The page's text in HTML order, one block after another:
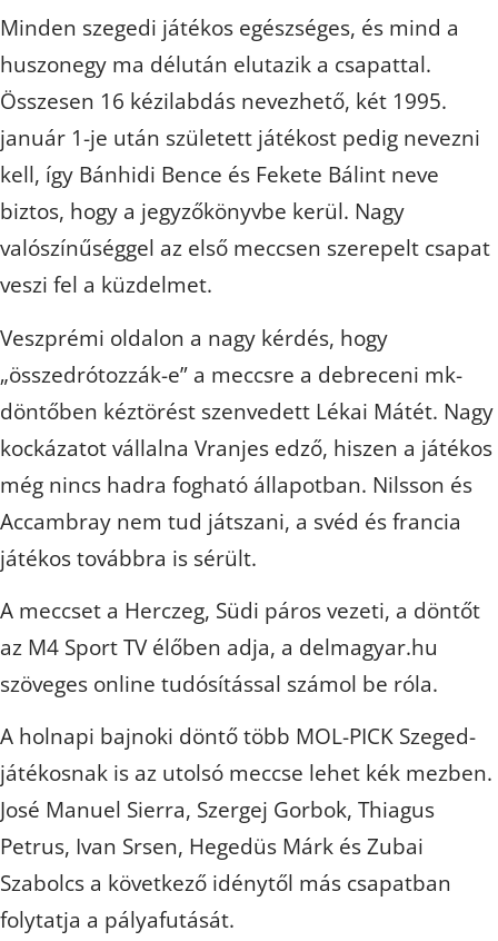
Minden szegedi játékos egészséges, és mind a
huszonegy ma délután elutazik a csapattal.
Összesen 16 kézilabdás nevezhető, két 1995.
január 1-je után született játékost pedig nevezni
kell, így Bánhidi Bence és Fekete Bálint neve
biztos, hogy a jegyzőkönyvbe kerül. Nagy
valószínűséggel az első meccsen szerepelt csapat
veszi fel a küzdelmet.
Veszprémi oldalon a nagy kérdés, hogy
„összedrótozzák-e” a meccsre a debreceni mk-
döntőben kéztörést szenvedett Lékai Mátét. Nagy
kockázatot vállalna Vranjes edző, hiszen a játékos
még nincs hadra fogható állapotban. Nilsson és
Accambray nem tud játszani, a svéd és francia
játékos továbbra is sérült.
A meccset a Herczeg, Südi páros vezeti, a döntőt
az M4 Sport TV élőben adja, a delmagyar.hu
szöveges online tudósítással számol be róla.
A holnapi bajnoki döntő több MOL-PICK Szeged-
játékosnak is az utolsó meccse lehet kék mezben.
José Manuel Sierra, Szergej Gorbok, Thiagus
Petrus, Ivan Srsen, Hegedüs Márk és Zubai
Szabolcs a következő idénytől más csapatban
folytatja a pályafutását.